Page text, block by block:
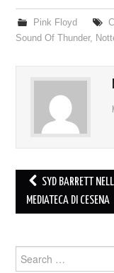
Pink Floyd
Sound Of Thunder,
Post
navigation
SYD BARRETT
MEDIATECA DI CESENA
for: